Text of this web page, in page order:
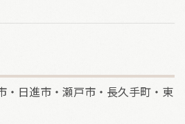
・日進市・瀬戸市・長久手町・東